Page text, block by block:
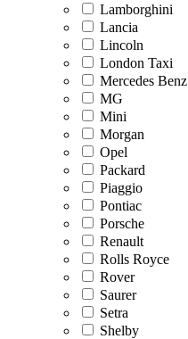
Lamborghini
Lancia
Lincoln
London Taxi
Mercedes Benz
MG
Mini
Morgan
Opel
Packard
Piaggio
Pontiac
Porsche
Renault
Rolls Royce
Rover
Saurer
Setra
Shelby